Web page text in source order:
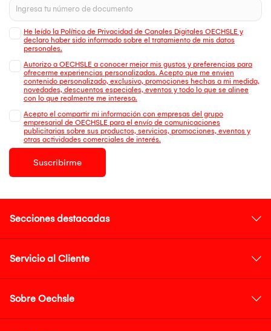
He leído la Política de Privacidad de Canales Digitales OECHSLE y
declaro haber sido informado sobre el tratamiento de mis datos
personales.
Autorizo a OECHSLE a conocer mejor mis gustos y preferencias para
ofrecerme experiencias personalizadas. Acepto que me envien
contenido personalizado, exclusivo, promociones hechas a mi medida,
novedades, descuentos especiales, eventos y todo lo que se alinee
con lo que realmente me interesa.
Acepto el compartir mi información con empresas del grupo
empresarial de OECHSLE para el envío de comunicaciones
publicitarias sobre sus productos, servicios, promociones, eventos y
otras actividades comerciales de interés.
Suscribirme
Secciones destacadas
Servicio al Cliente
Sobre Oechsle